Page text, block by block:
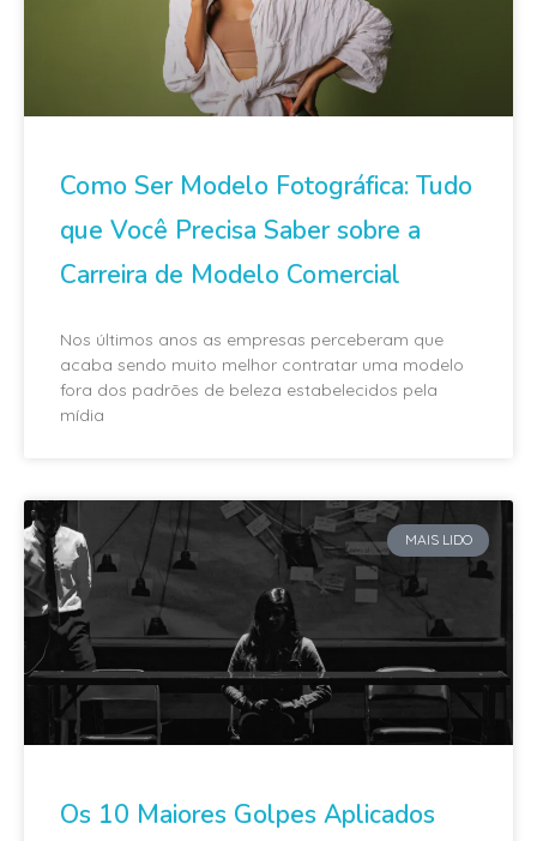
Como Ser Modelo Fotográfica: Tudo
que Você Precisa Saber sobre a
Carreira de Modelo Comercial
Nos últimos anos as empresas perceberam que
acaba sendo muito melhor contratar uma modelo
fora dos padrões de beleza estabelecidos pela
mídia
MAIS LIDO
Os 10 Maiores Golpes Aplicados